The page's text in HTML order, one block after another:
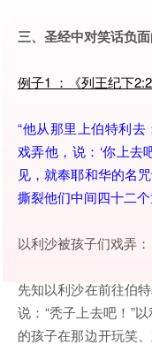
三、圣经中对笑话负面
例子1 ：《列王纪下
“他从那里上伯特利
戏弄他，说：‘你上去
见，就奉耶和华的名
撕裂他们中间四十二
以利沙被孩子们戏弄：
先知以利沙在前往伯
说：“秃子上去吧！”
的孩子在那边开玩笑